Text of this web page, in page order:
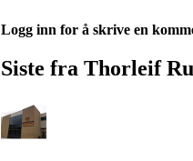
Logg inn for å skrive en
Siste fra Thorleif